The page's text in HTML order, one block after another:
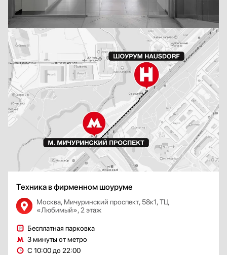
Техника в фирменном шоуруме
Москва, Мичуринский проспект, 58к1, ТЦ
«Любимый», 2 этаж
Бесплатная парковка
3 минуты от метро
С 10:00 до 22:00